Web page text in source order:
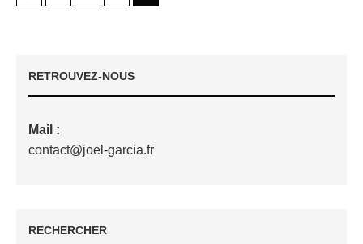
RETROUVEZ-NOUS
Mail :
contact@joel-garcia.fr
RECHERCHER